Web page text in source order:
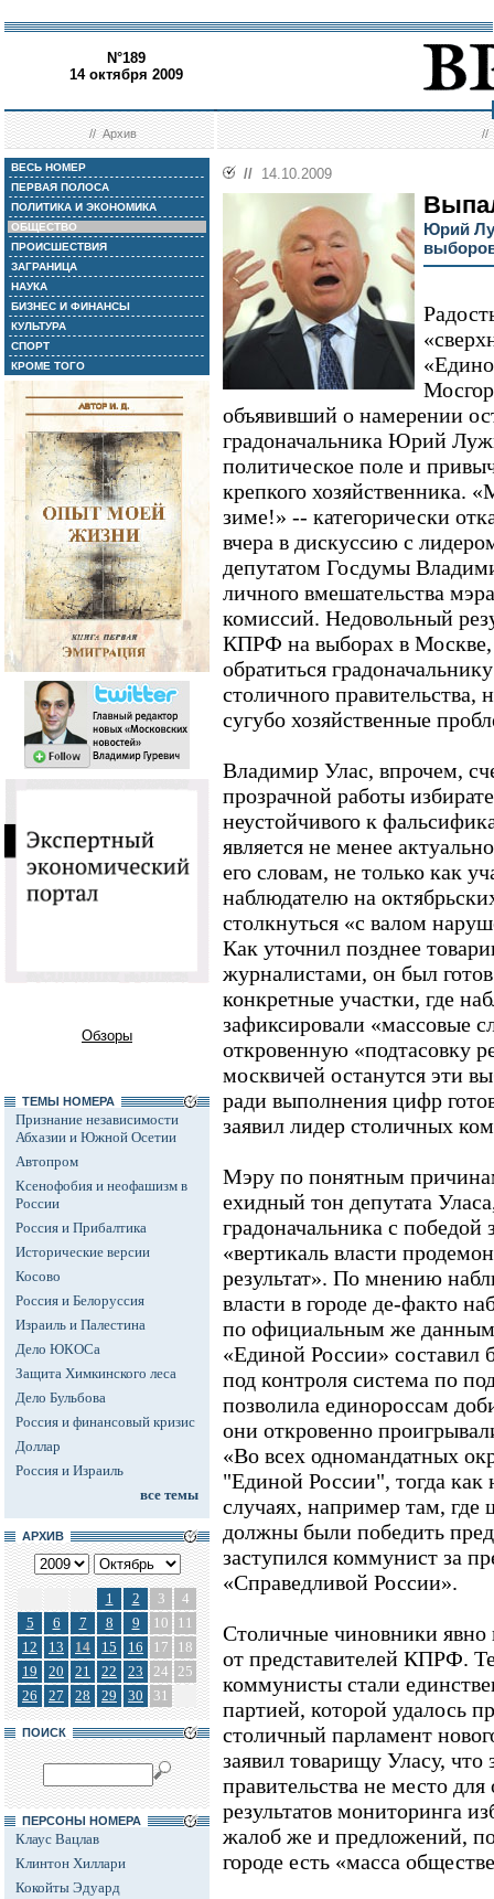
N°189
14 октября 2009
//Архив //
ВЕСЬ НОМЕР
ПЕРВАЯ ПОЛОСА
ПОЛИТИКА И ЭКОНОМИКА
ОБЩЕСТВО
ПРОИСШЕСТВИЯ
ЗАГРАНИЦА
НАУКА
БИЗНЕС И ФИНАНСЫ
КУЛЬТУРА
СПОРТ
КРОМЕ ТОГО
Обзоры
ТЕМЫ НОМЕРА
Признание независимости
Абхазии и Южной Осетии
Автопром
Ксенофобия и неофашизм в
России
Россия и Прибалтика
Исторические версии
Косово
Россия и Белоруссия
Израиль и Палестина
Дело ЮКОСа
Защита Химкинского леса
Дело Бульбова
Россия и финансовый кризис
Доллар
Россия и Израиль
все темы
АРХИВ
1 2 3
4
5
6 7 8 9 10
11
12
13 14 15 16 17
18
19
20 21 22 23 24 25
26
27 28 29 30 31
ПОИСК
ПЕРСОНЫ НОМЕРА
Клаус Вацлав
Клинтон Хиллари
Кокойты Эдуард
// 14.10.2009
Юрий
объявивший о намерении
градоначальника Юрий
политическое поле и
крепкого хозяйственника.
зиме!» -- категорически
вчера в дискуссию с
депутатом Госдумы
личного вмешательства
комиссий. Недовольный
КПРФ на выборах в Москве,
обратиться
столичного правительства,
сугубо хозяйственные
Владимир Улас, впрочем,
прозрачной работы
неустойчивого к
является не менее
его словам, не только как
наблюдателю на
столкнуться «с валом
Как уточнил позднее
журналистами, он был
конкретные участки, где
зафиксировали «массовые
откровенную «подтасовку
москвичей останутся эти
ради выполнения цифр
заявил лидер столичных
Мэру по понятным
ехидный тон депутата
градоначальника с победой
«вертикаль власти
результат». По мнению
власти в городе де-факто
по официальным же данным
«Единой России» составил
под контроля система по
позволила единороссам
они откровенно
«Во всех одномандатных
"Единой России", тогда как
случаях, например там, где
должны были победить
заступился коммунист за
«Справедливой России».
Столичные чиновники явно
от представителей КПРФ.
коммунисты стали
партией, которой удалось
столичный парламент
заявил товарищу Уласу, что
правительства не место
результатов мониторинга
жалоб же и предложений,
городе есть «масса